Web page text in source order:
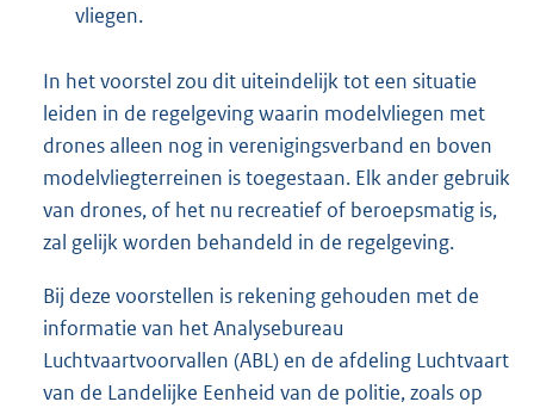
vliegen.
In het voorstel zou dit uiteindelijk tot een situatie
leiden in de regelgeving waarin modelvliegen met
drones alleen nog in verenigingsverband en boven
modelvliegterreinen is toegestaan. Elk ander gebruik
van drones, of het nu recreatief of beroepsmatig is,
zal gelijk worden behandeld in de regelgeving.
Bij deze voorstellen is rekening gehouden met de
informatie van het Analysebureau
Luchtvaartvoorvallen (ABL) en de afdeling Luchtvaart
van de Landelijke Eenheid van de politie, zoals op